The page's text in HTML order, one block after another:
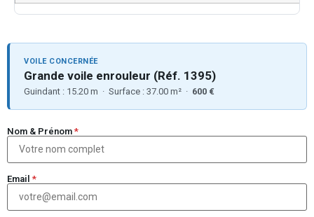
VOILE CONCERNÉE
Grande voile enrouleur (Réf. 1395)
Guindant : 15.20 m · Surface : 37.00 m² · 600 €
Nom & Prénom *
Email *